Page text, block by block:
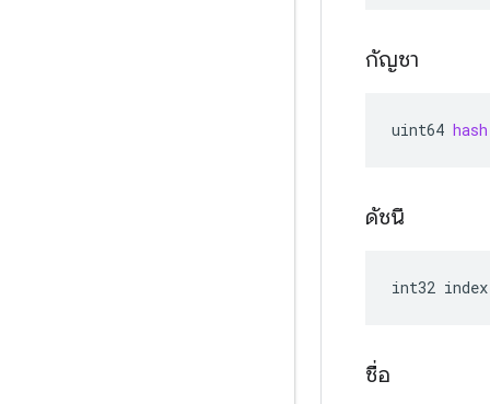
กัญชา
uint64 hash
ดัชนี
int32 index
ชื่อ